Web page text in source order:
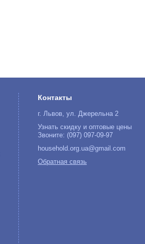
Контакты
г. Львов, ул. Джерельна 2
Узнать скидку и оптовые цены
Звоните: (097) 097-09-97
household.org.ua@gmail.com
Обратная связь